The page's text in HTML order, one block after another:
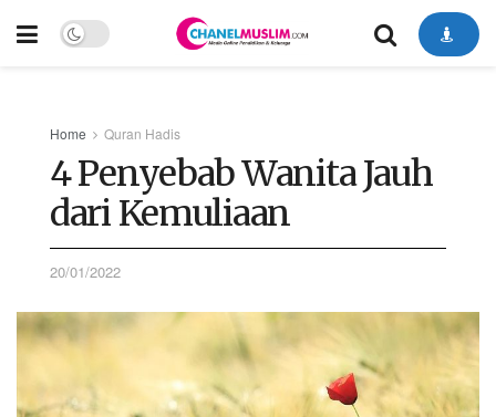
Home Quran Hadis
4 Penyebab Wanita Jauh
dari Kemuliaan
20/01/2022